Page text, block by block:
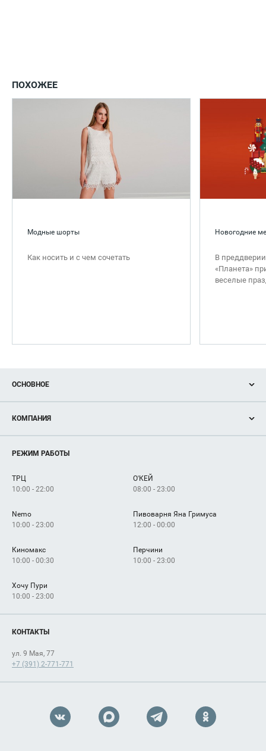
ПОХОЖЕЕ
Модные шорты
Как носить и с чем сочетать
Новогодние
В
«Планета»
веселые
ОСНОВНОЕ
Новости
Магазины
Услуги
КОМПАНИЯ
Рекламодателям
Как добраться
РЕЖИМ РАБОТЫ
ТРЦ
10:00 - 22:00
О'КЕЙ
08:00 - 23:00
Nemo
10:00 - 23:00
Пивоварня Яна Гримуса
12:00 - 00:00
Киномакс
10:00 - 00:30
Перчини
10:00 - 23:00
Хочу Пури
10:00 - 23:00
КОНТАКТЫ
ул. 9 Мая, 77
+7 (391) 2-771-771